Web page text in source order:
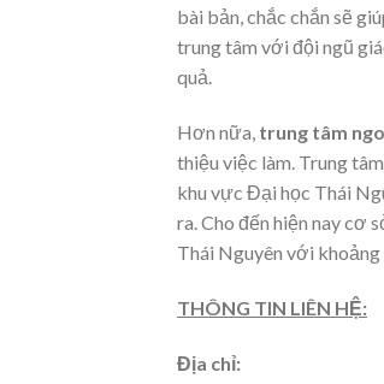
bài bản, chắc chắn sẽ
trung tâm với đội ngũ
quả.
Hơn nữa, trung tâm
thiệu việc làm. Trung
khu vực Đại học Thái
ra. Cho đến hiện nay cơ
Thái Nguyên với
THÔNG TIN LIÊN HỆ:
Địa chỉ: